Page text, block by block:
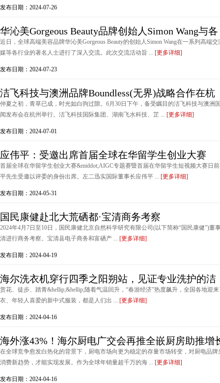
发布日期：2024-07-26
华沁美Gorgeous Beauty品牌创始人Simon Wang与各
近日，全球高端美容品牌华沁美Gorgeous Beauty的创始人Simon Wang在一系列高端
媒等各行业的著名人士进行了深入交流。此次交流活动旨 ... [更多详细]
发布日期：2024-07-23
洁飞科技与澳洲品牌Boundless(无界)战略合作在杭
仲夏之初，青草已成，时光如白驹过隙。6月30日下午，备受瞩目的洁飞科技与澳洲
闻发布会在杭州举行。洁飞科技国际集团、湖南飞水科技、芷 ... [更多详细]
发布日期：2024-07-01
应伟平：受邀出席首届全球在华留学生创业大赛
首届全球在华留学生创业大赛&middot;AIGC专题赛暨首届在华留学生短视频大赛日
平先生受邀以评委的身份出席。左二迅实国际董事长应伟平 ... [更多详细]
发布日期：2024-05-31
国民康健赴北大荒硒都·宝清商务考察
2024年4月7日至10日，国民康健北京自然科学研究有限公司(以下简称“国民康健”)董
清进行商务考察。宝清县电子商务和富硒产 ... [更多详细]
发布日期：2024-04-19
海尔洗衣机穿行四季之阳朔站，见证专业洗护的洁
赏花、徒步、踏青&hellip;&hellip;随着气温回升，“春游经济”热度飙升，全国各地迎
衣、年轻人喜爱的新中式服装，都是人们出 ... [更多详细]
发布日期：2024-04-16
海外涨43%！海尔厨电广交会再推全嵌厨房助推增
在全球竞争愈发白热化的背景下，厨电市场向更为稳定的存量市场转变，对厨电品
消费新趋势，才能实现发展。作为全球年销量超千万的海 ... [更多详细]
发布日期：2024-04-16